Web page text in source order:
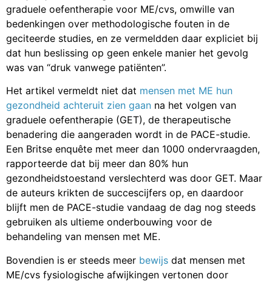
graduele oefentherapie voor ME/cvs, omwille van
bedenkingen over methodologische fouten in de
geciteerde studies, en ze vermeldden daar expliciet bij
dat hun beslissing op geen enkele manier het gevolg
was van “druk vanwege patiënten”.
Het artikel vermeldt niet dat mensen met ME hun
gezondheid achteruit zien gaan na het volgen van
graduele oefentherapie (GET), de therapeutische
benadering die aangeraden wordt in de PACE-studie.
Een Britse enquête met meer dan 1000 ondervraagden,
rapporteerde dat bij meer dan 80% hun
gezondheidstoestand verslechterd was door GET. Maar
de auteurs krikten de succescijfers op, en daardoor
blijft men de PACE-studie vandaag de dag nog steeds
gebruiken als ultieme onderbouwing voor de
behandeling van mensen met ME.
Bovendien is er steeds meer bewijs dat mensen met
ME/cvs fysiologische afwijkingen vertonen door